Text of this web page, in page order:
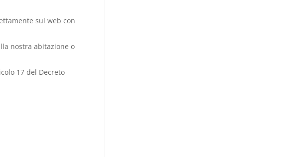
sul web con
nostra abitazione o
17 del Decreto